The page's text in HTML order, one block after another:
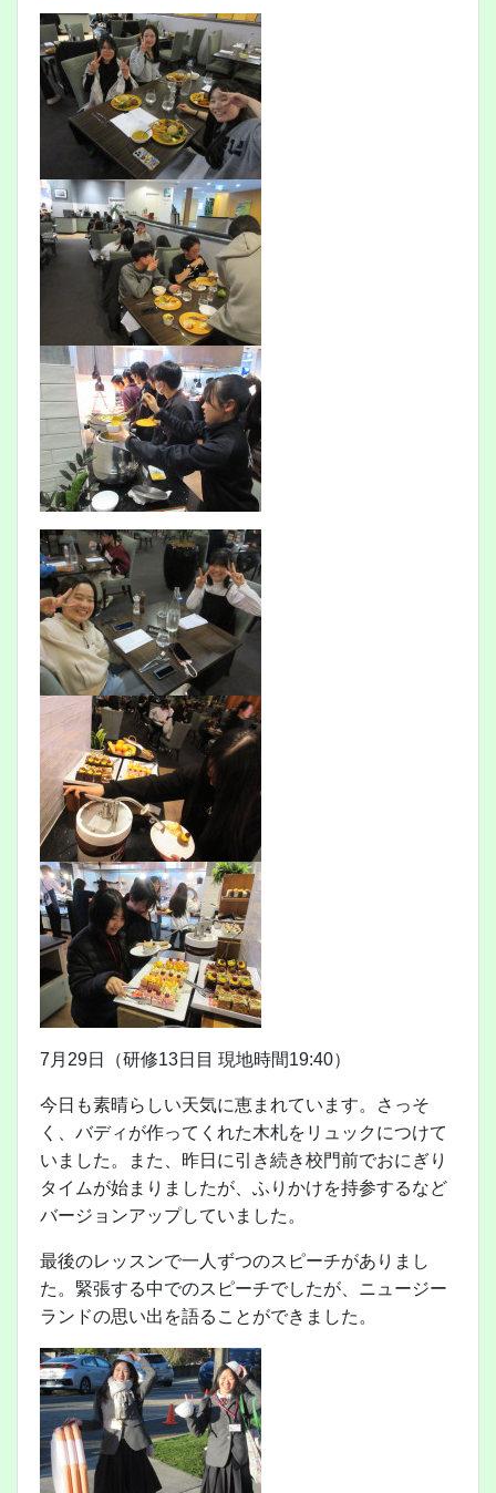
7月29日（研修13日目 現地時間19:40）
今日も素晴らしい天気に恵まれています。さっそ
く、バディが作ってくれた木札をリュックにつけて
いました。また、昨日に引き続き校門前でおにぎり
タイムが始まりましたが、ふりかけを持参するなど
バージョンアップしていました。
最後のレッスンで一人ずつのスピーチがありまし
た。緊張する中でのスピーチでしたが、ニュージー
ランドの思い出を語ることができました。